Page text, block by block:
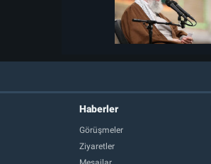
Haberler
Görüşmeler
Ziyaretler